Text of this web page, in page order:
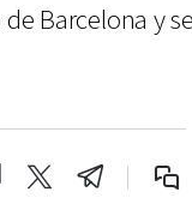
Barcelona y